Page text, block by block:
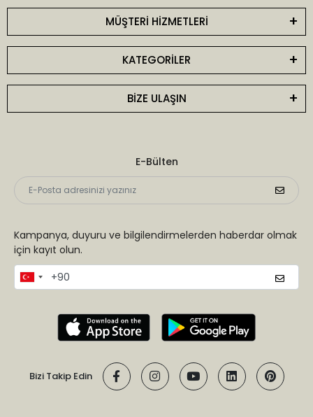
MÜŞTERİ HİZMETLERİ
KATEGORİLER
BİZE ULAŞIN
E-Bülten
Kampanya, duyuru ve bilgilendirmelerden haberdar olmak
için kayıt olun.
Bizi Takip Edin